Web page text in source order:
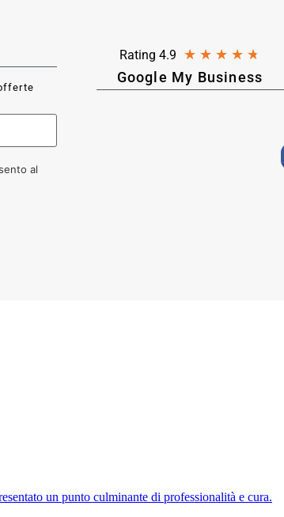
al
Rating 4.9 ★ ★ ★ ★ ★
Google My Business